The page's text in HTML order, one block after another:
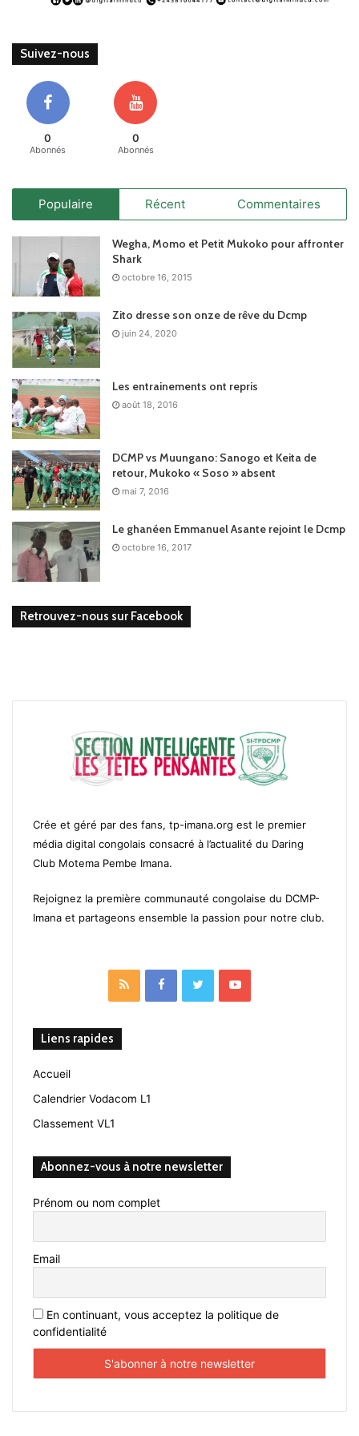
Suivez-nous
0
Abonnés
0
Abonnés
Populaire Récent Commentaires
Wegha, Momo et Petit Mukoko pour affronter
Shark
octobre 16, 2015
Zito dresse son onze de rêve du Dcmp
juin 24, 2020
Les entrainements ont repris
août 18, 2016
DCMP vs Muungano: Sanogo et Keita de
retour, Mukoko « Soso » absent
mai 7, 2016
Le ghanéen Emmanuel Asante rejoint le Dcmp
octobre 16, 2017
Retrouvez-nous sur Facebook
Crée et géré par des fans, tp-imana.org est le premier
média digital congolais consacré à l’actualité du Daring
Club Motema Pembe Imana.
Rejoignez la première communauté congolaise du DCMP-
Imana et partageons ensemble la passion pour notre club.
RSS FacebookTwitterYouTube
Liens rapides
Accueil
Calendrier Vodacom L1
Classement VL1
Abonnez-vous à notre newsletter
Prénom ou nom complet
Email
En continuant, vous acceptez la politique de
confidentialité